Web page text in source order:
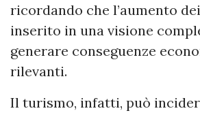
ricordando che l’aumento
inserito in una visione
generare conseguenze
rilevanti.
Il turismo, infatti, può